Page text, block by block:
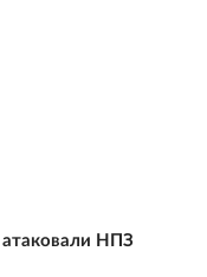
атаковали НПЗ